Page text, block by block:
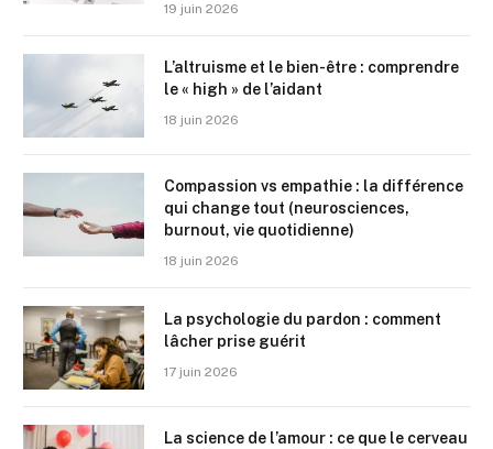
19 juin 2026
L’altruisme et le bien-être : comprendre
le « high » de l’aidant
18 juin 2026
Compassion vs empathie : la différence
qui change tout (neurosciences,
burnout, vie quotidienne)
18 juin 2026
La psychologie du pardon : comment
lâcher prise guérit
17 juin 2026
La science de l’amour : ce que le cerveau